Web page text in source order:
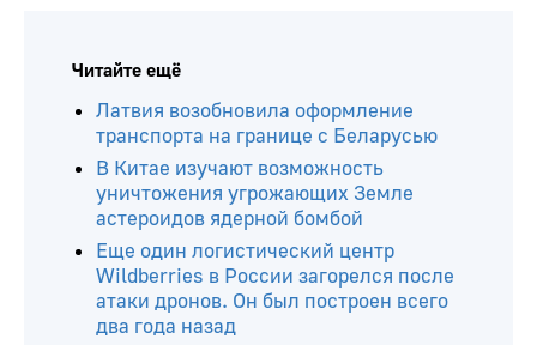
Читайте ещё
Латвия возобновила оформление
транспорта на границе с Беларусью
В Китае изучают возможность
уничтожения угрожающих Земле
астероидов ядерной бомбой
Еще один логистический центр
Wildberries в России загорелся после
атаки дронов. Он был построен всего
два года назад